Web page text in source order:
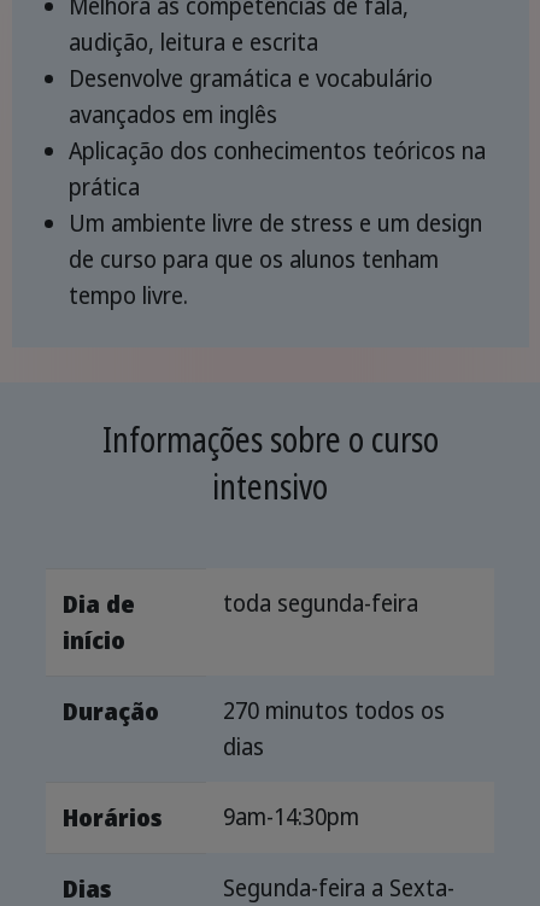
audição, leitura e escrita
Desenvolve gramática e vocabulário
avançados em inglês
Aplicação dos conhecimentos teóricos na
prática
Um ambiente livre de stress e um design
de curso para que os alunos tenham
tempo livre.
Informações sobre o curso
intensivo
Dia de
início
toda segunda-feira
Duração
270 minutos todos os
dias
Horários 9am-14:30pm
Dias
Segunda-feira a Sexta-